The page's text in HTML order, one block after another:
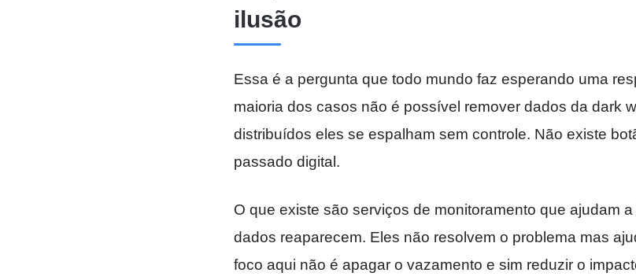
ilusão
Essa é a pergunta que todo mundo faz esperando uma
maioria dos casos não é possível remover dados da dark
distribuídos eles se espalham sem controle. Não existe
passado digital.
O que existe são serviços de monitoramento que ajudam
dados reaparecem. Eles não resolvem o problema mas
foco aqui não é apagar o vazamento e sim reduzir o